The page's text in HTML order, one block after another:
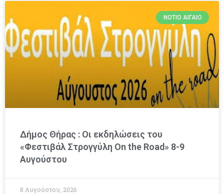
ΝΌΤΙΟ ΑΙΓΑΊΟ
Δήμος Θήρας : Οι εκδηλώσεις του
«Φεστιβάλ Στρογγύλη On the Road» 8-9
Αυγούστου
8 Αυγούστου, 2026